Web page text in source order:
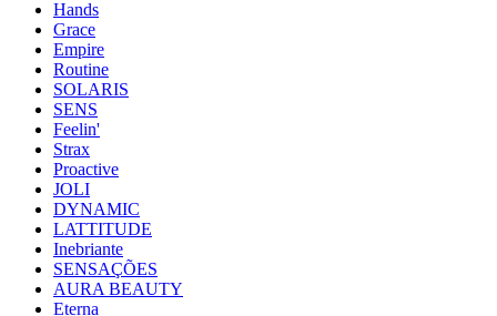
Hands
Grace
Empire
Routine
SOLARIS
SENS
Feelin'
Strax
Proactive
JOLI
DYNAMIC
LATTITUDE
Inebriante
SENSAÇÕES
AURA BEAUTY
Eterna